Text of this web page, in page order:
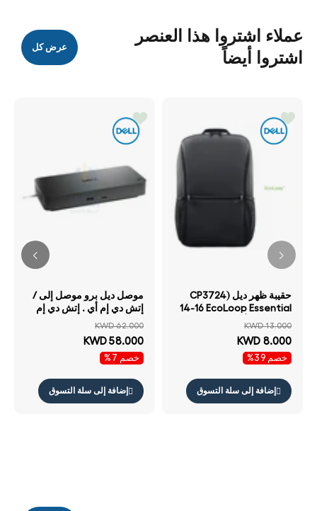
عملاء اشتروا هذا العنصر
اشتروا أيضاً
عرض كل
حقيبة ظهر ديل CP3724)
14-16 EcoLoop Essential
حقيبة ظهر أسود
KWD 13.000
KWD 8.000
خصم 39%
إضافة إلى سلة التسوق
موصل ديل برو موصل إلى /
إتش دي إم أي . إتش دي إم
أي /منفذ العرض .منفذ
KWD 62.000
KWD 58.000
خصم 7%
إضافة إلى سلة التسوق